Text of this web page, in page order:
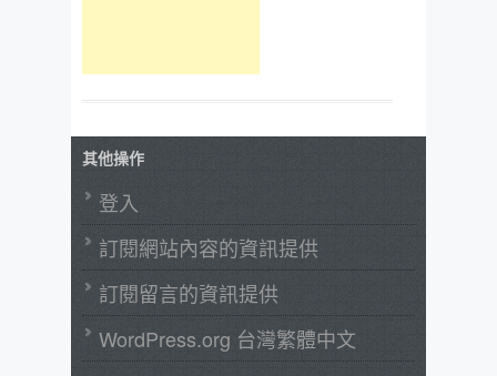
其他操作
登入
訂閱網站內容的資訊提供
訂閱留言的資訊提供
WordPress.org 台灣繁體中文